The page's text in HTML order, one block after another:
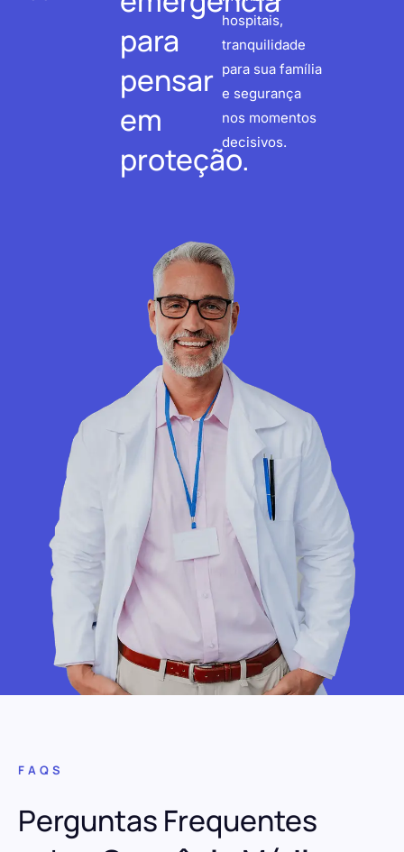
para
pensar
em
proteção.
hospitais,
tranquilidade
para sua família
e segurança
nos momentos
decisivos.
FAQS
Perguntas Frequentes